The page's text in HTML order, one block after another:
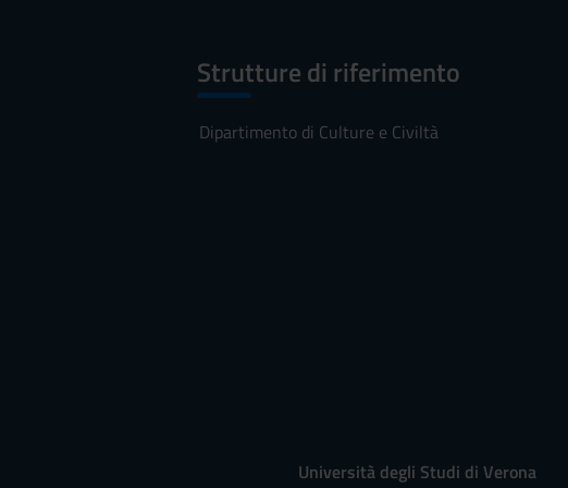
Strutture di riferimento
Dipartimento di Culture e Civiltà
Università degli Studi di Verona